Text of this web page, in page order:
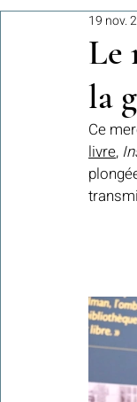
Evénements
commémorations
Colonies de
Les Mots Voyageurs
Le
la
19 nov.
Ce
livre,